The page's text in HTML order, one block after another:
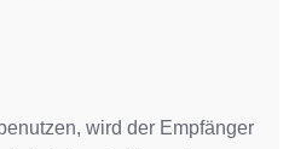
wird der Empfänger